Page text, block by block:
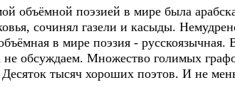
объёмной поэзией в мире была
сочинял газели и касыды.
в мире поэзия -
не обсуждаем. Множество голимых
тысяч хороших поэтов. И не